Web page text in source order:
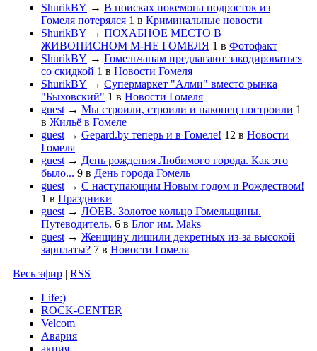
ShurikBY → В поисках покемона подросток из
Гомеля потерялся 1 в Криминальные новости
ShurikBY → ПОХАБНОЕ МЕСТО В
ЖИВОПИСНОМ М-НЕ ГОМЕЛЯ 1 в Фотофакт
ShurikBY → Гомельчанам предлагают закодироваться
со скидкой 1 в Новости Гомеля
ShurikBY → Супермаркет "Алми" вместо рынка
"Быховский" 1 в Новости Гомеля
guest → Мы строили, строили и наконец построили 1
в Жильё в Гомеле
guest → Gepard.by теперь и в Гомеле! 12 в Новости
Гомеля
guest → День рождения Любимого города. Как это
было... 9 в День города Гомель
guest → С наступающим Новым годом и Рождеством!
1 в Праздники
guest → ЛОЕВ. Золотое кольцо Гомельщины.
Путеводитель. 6 в Блог им. Maks
guest → Женщину лишили декретных из-за высокой
зарплаты? 7 в Новости Гомеля
Весь эфир | RSS
Life:)
ROCK-CENTER
Velcom
Авария
акция